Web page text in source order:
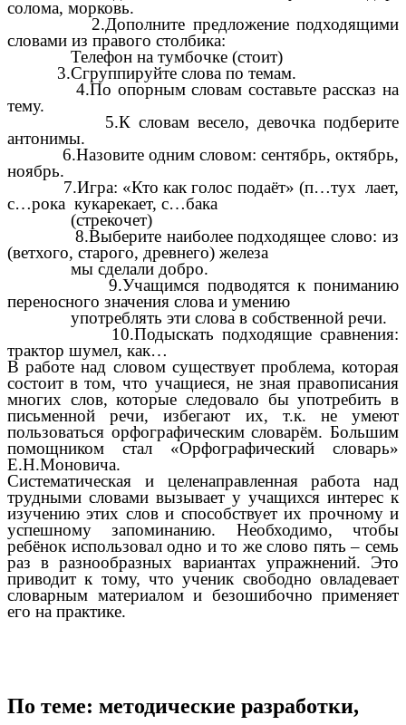
солома, морковь.
2.Дополните предложение подходящими
словами из правого столбика:
Телефон на тумбочке (стоит)
3.Сгруппируйте слова по темам.
4.По опорным словам составьте рассказ на
тему.
5.К словам весело, девочка подберите
антонимы.
6.Назовите одним словом: сентябрь, октябрь,
ноябрь.
7.Игра: «Кто как голос подаёт» (п…тух лает,
с…рока кукарекает, с…бака
(стрекочет)
8.Выберите наиболее подходящее слово: из
(ветхого, старого, древнего) железа
мы сделали добро.
9.Учащимся подводятся к пониманию
переносного значения слова и умению
употреблять эти слова в собственной речи.
10.Подыскать подходящие сравнения:
трактор шумел, как…
В работе над словом существует проблема, которая
состоит в том, что учащиеся, не зная правописания
многих слов, которые следовало бы употребить в
письменной речи, избегают их, т.к. не умеют
пользоваться орфографическим словарём. Большим
помощником стал «Орфографический словарь»
Е.Н.Моновича.
Систематическая и целенаправленная работа над
трудными словами вызывает у учащихся интерес к
изучению этих слов и способствует их прочному и
успешному запоминанию. Необходимо, чтобы
ребёнок использовал одно и то же слово пять – семь
раз в разнообразных вариантах упражнений. Это
приводит к тому, что ученик свободно овладевает
словарным материалом и безошибочно применяет
его на практике.
По теме: методические разработки,